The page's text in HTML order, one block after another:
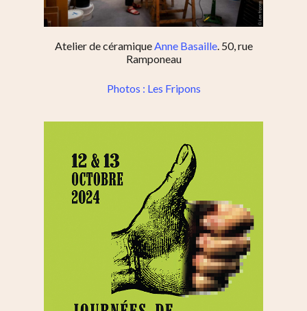
Atelier de céramiqueAnne Basaille. 50, rue
Ramponeau
Photos : Les Fripons